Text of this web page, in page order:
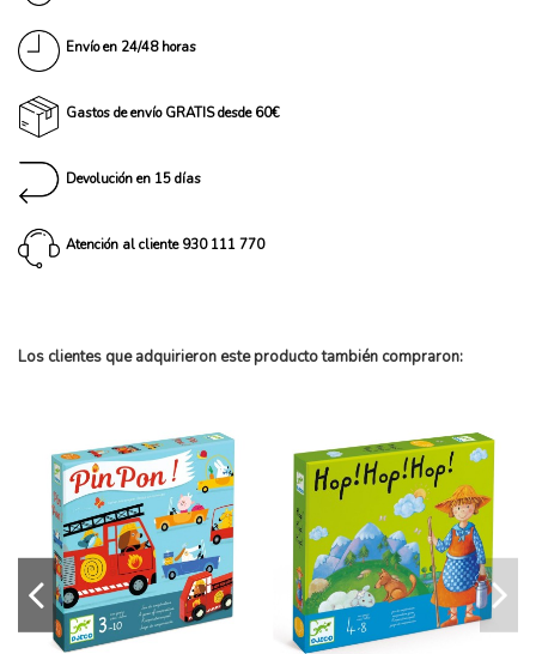
Envío en 24/48 horas
Gastos de envío GRATIS desde 60€
Devolución en 15 días
Atención al cliente 930 111 770
Los clientes que adquirieron este producto también compraron: